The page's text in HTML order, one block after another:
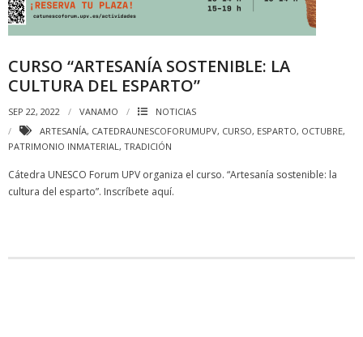
CURSO “ARTESANÍA SOSTENIBLE: LA
CULTURA DEL ESPARTO”
SEP 22, 2022 VANAMO
NOTICIAS
ARTESANÍA, CATEDRAUNESCOFORUMUPV, CURSO, ESPARTO, OCTUBRE,
PATRIMONIO INMATERIAL, TRADICIÓN
Cátedra UNESCO Forum UPV organiza el curso. “Artesanía sostenible: la
cultura del esparto”. Inscríbete aquí.